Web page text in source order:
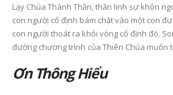
Lạy Chúa Thánh Thần, thần linh sự khôn
con người cố định bám chặt vào một con
con người thoát ra khỏi vòng cố định đó.
đường chương trình của Thiên Chúa muốn
Ơn Thông Hiểu